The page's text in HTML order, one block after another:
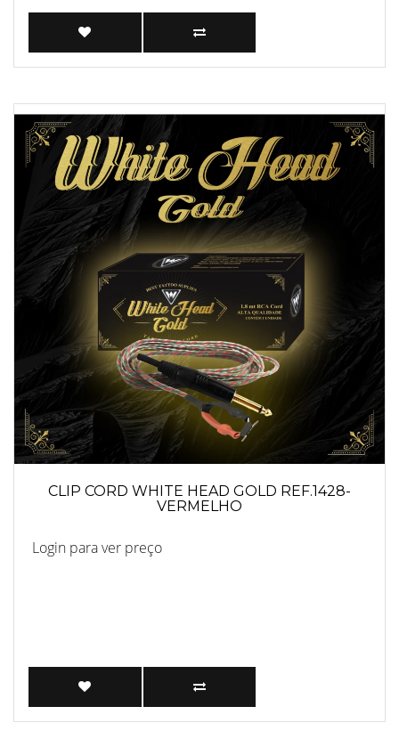
CLIP CORD WHITE HEAD GOLD REF.1428-
VERMELHO
Login para ver preço